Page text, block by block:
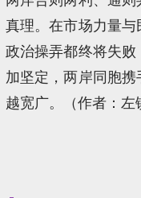
真理。在市场力量
政治操弄都终将失
加坚定，两岸同胞
越宽广。（作者：左